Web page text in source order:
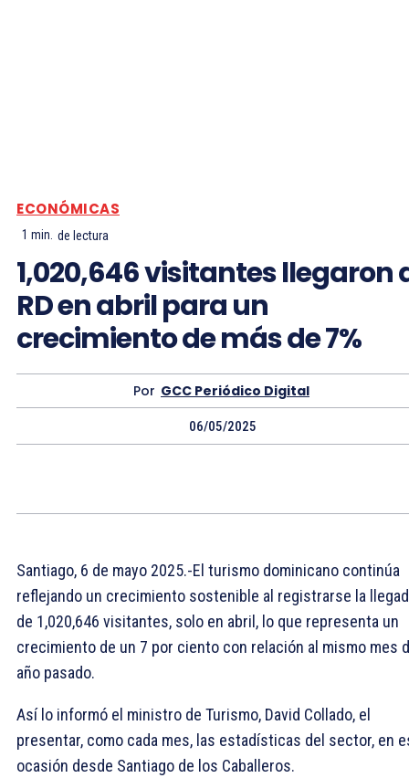
ECONÓMICAS
1 min. de lectura
1,020,646 visitantes llegaron
RD en abril para un
crecimiento de más de 7%
Por GCC Periódico Digital
06/05/2025
Santiago, 6 de mayo 2025.-El turismo dominicano continúa
reflejando un crecimiento sostenible al registrarse la
de 1,020,646 visitantes, solo en abril, lo que representa un
crecimiento de un 7 por ciento con relación al mismo mes
año pasado.
Así lo informó el ministro de Turismo, David Collado, el
presentar, como cada mes, las estadísticas del sector, en
ocasión desde Santiago de los Caballeros.